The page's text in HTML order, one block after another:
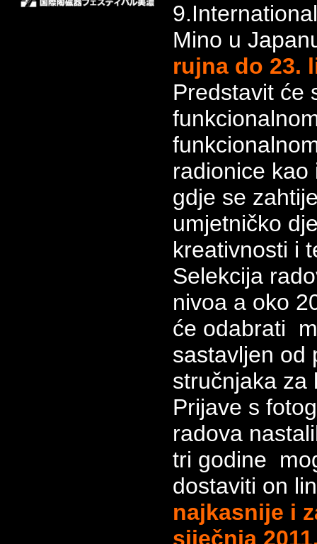
Mino u
rujna do 23.
Predstavit će
radionice kao
gdje se
umjetničko
kreativnosti i
Selekcija
nivoa a oko
će odabrati
sastavljen od
stručnjaka za
Prijave s
radova
tri godine
dostaviti on
najkasnije i
siječnja